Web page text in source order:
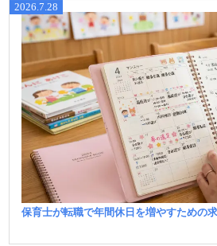
2026.7.28
保育士が転職で年間休日を増やすための